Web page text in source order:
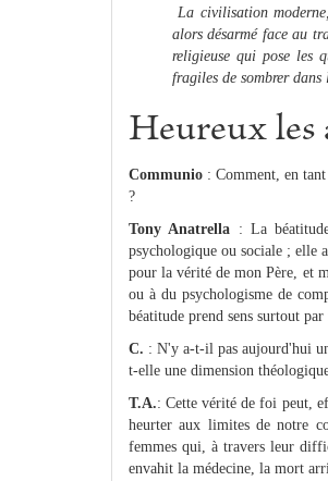
La civilisation
alors désarmé face au
religieuse qui pose les
fragiles de sombrer
Heureux les
Communio : Comment, en
?
Tony Anatrella : La
psychologique ou sociale ; elle
pour la vérité de mon Père, et
ou à du psychologisme de
béatitude prend sens surtout
C. : N'y a-t-il pas aujourd'hui
t-elle une dimension
T.A.: Cette vérité de foi peut,
heurter aux limites de notre
femmes qui, à travers leur
envahit la médecine, la mort